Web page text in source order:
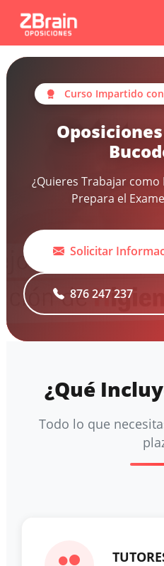
Curso Impartido
¿Quieres Trabajar
Prepara el
Solicitar
876 247 237
¿Qué
Todo lo que